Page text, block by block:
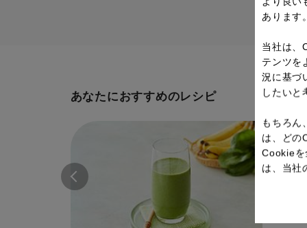
あなたにおすすめのレシピ
あります
当社は、
テンツを
況に基づ
したいと
もちろん
は、どの
Cookieを
は、当社